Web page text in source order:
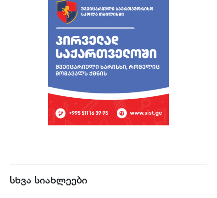
სხვა სიახლეები